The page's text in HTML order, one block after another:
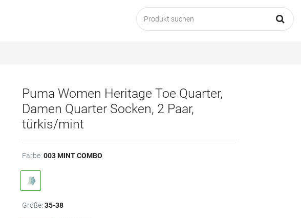
Puma Women Heritage Toe Quarter,
Damen Quarter Socken, 2 Paar,
türkis/mint
Farbe: 003 MINT COMBO
Größe: 35-38